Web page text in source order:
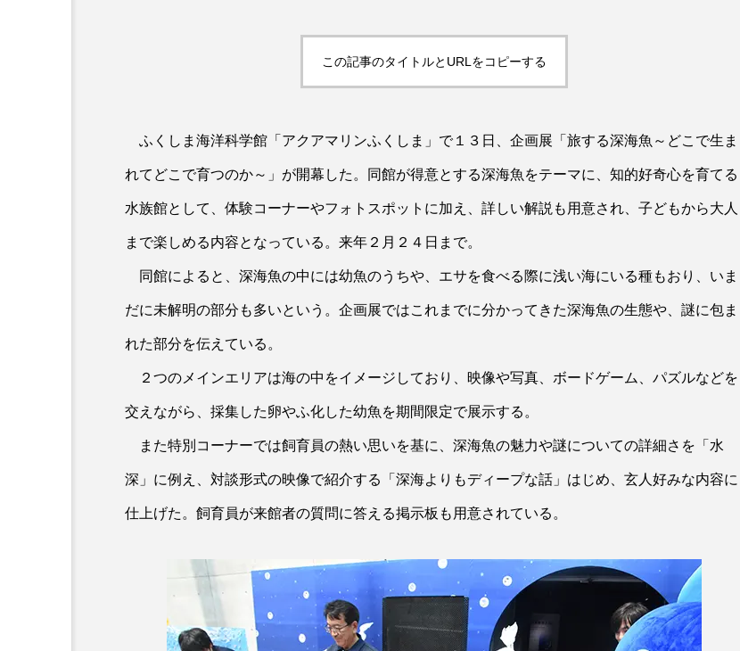
この記事のタイトルとURLをコピーする
ふくしま海洋科学館「アクアマリンふくしま」で１３日、企画展「旅する深海魚～どこで生ま
れてどこで育つのか～」が開幕した。同館が得意とする深海魚をテーマに、知的好奇心を育てる
水族館として、体験コーナーやフォトスポットに加え、詳しい解説も用意され、子どもから大人
まで楽しめる内容となっている。来年２月２４日まで。
同館によると、深海魚の中には幼魚のうちや、エサを食べる際に浅い海にいる種もおり、いま
だに未解明の部分も多いという。企画展ではこれまでに分かってきた深海魚の生態や、謎に包ま
れた部分を伝えている。
２つのメインエリアは海の中をイメージしており、映像や写真、ボードゲーム、パズルなどを
交えながら、採集した卵やふ化した幼魚を期間限定で展示する。
また特別コーナーでは飼育員の熱い思いを基に、深海魚の魅力や謎についての詳細さを「水
深」に例え、対談形式の映像で紹介する「深海よりもディープな話」はじめ、玄人好みな内容に
仕上げた。飼育員が来館者の質問に答える掲示板も用意されている。